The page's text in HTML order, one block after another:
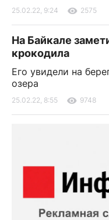
25.02.22, 9:24 2575
На Байкале
крокодила
Его увидели на
озера
25.02.22, 8:55 9748